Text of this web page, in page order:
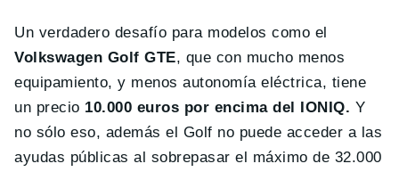
Un verdadero desafío para modelos como el
Volkswagen Golf GTE, que con mucho menos
equipamiento, y menos autonomía eléctrica, tiene
un precio 10.000 euros por encima del IONIQ. Y
no sólo eso, además el Golf no puede acceder a las
ayudas públicas al sobrepasar el máximo de 32.000